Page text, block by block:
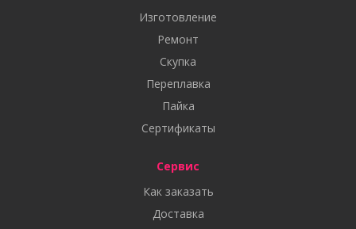
Изготовление
Ремонт
Скупка
Переплавка
Пайка
Сертификаты
Сервис
Как заказать
Доставка